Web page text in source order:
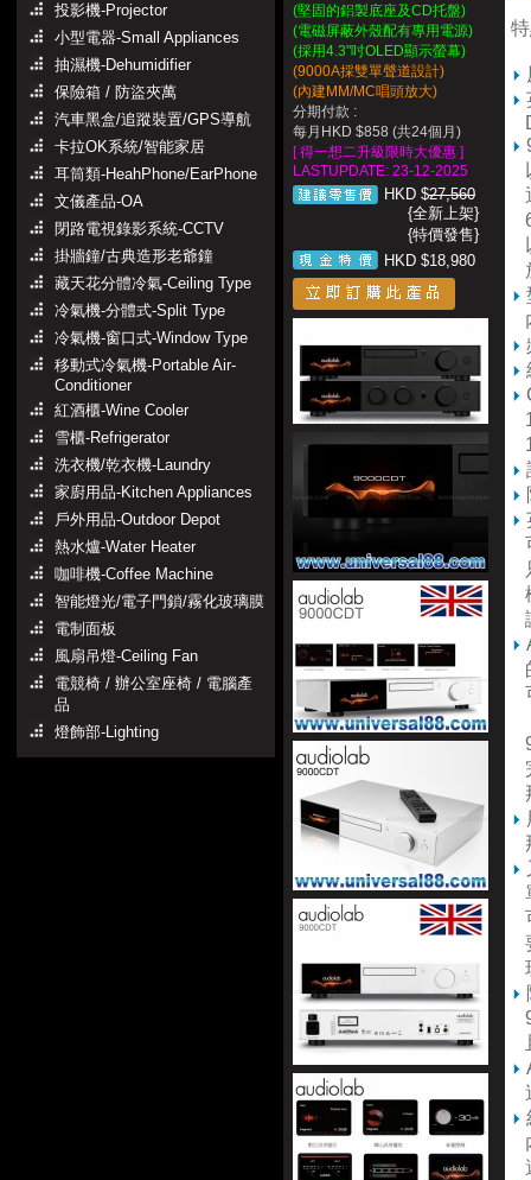
投影機-Projector
小型電器-Small Appliances
抽濕機-Dehumidifier
保險箱 / 防盜夾萬
汽車黑盒/追蹤裝置/GPS導航
卡拉OK系統/智能家居
耳筒類-HeahPhone/EarPhone
文儀產品-OA
閉路電視錄影系統-CCTV
掛牆鐘/古典造形老爺鐘
藏天花分體冷氣-Ceiling Type
冷氣機-分體式-Split Type
冷氣機-窗口式-Window Type
移動式冷氣機-Portable Air-
Conditioner
紅酒櫃-Wine Cooler
雪櫃-Refrigerator
洗衣機/乾衣機-Laundry
家廚用品-Kitchen Appliances
戶外用品-Outdoor Depot
熱水爐-Water Heater
咖啡機-Coffee Machine
智能燈光/電子門鎖/霧化玻璃膜
電制面板
風扇吊燈-Ceiling Fan
電競椅 / 辦公室座椅 / 電腦產
品
燈飾部-Lighting
(堅固的鋁製底座及CD托盤)
(電磁屏蔽外殼配有專用電源)
(採用4.3"吋OLED顯示螢幕)
(9000A採雙單聲道設計)
(內建MM/MC唱頭放大)
分期付款 :
每月HKD $858 (共24個月)
[ 得一想二升級限時大優惠 ]
LASTUPDATE: 23-12-2025
HKD $27,560
{全新上架}
{特價發售}
HKD $18,980